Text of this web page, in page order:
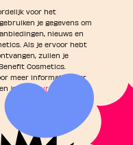
voor het
je gegevens om
nieuws en
Als je ervoor hebt
zullen je
Cosmetics.
meer informatie over
jeprivacyrechten als